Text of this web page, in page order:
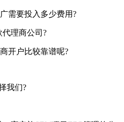
需要投入多少费用?
理商公司?
开户比较靠谱呢?
我们?